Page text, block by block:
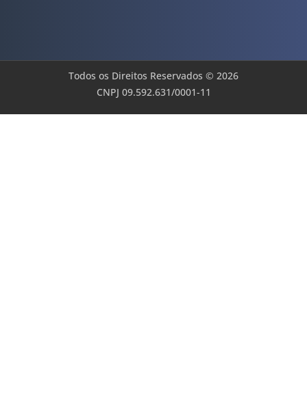
Todos os Direitos Reservados © 2026
CNPJ 09.592.631/0001-11